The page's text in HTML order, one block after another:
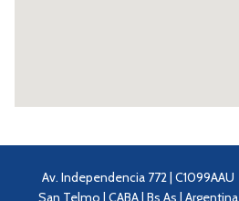
Av. Independencia 772 | C1099AAU
San Telmo | CABA | Bs As | Argentina